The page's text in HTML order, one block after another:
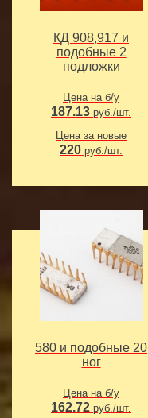
КД 908,917 и
подобные 2
подложки
Цена на б/у
187.13 руб./шт.
Цена за новые
220 руб./шт.
580 и подобные 20
ног
Цена на б/у
162.72 руб./шт.